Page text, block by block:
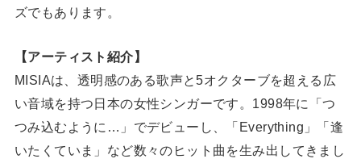
ズでもあります。
【アーティスト紹介】
MISIAは、透明感のある歌声と5オクターブを超える広
い音域を持つ日本の女性シンガーです。1998年に「つ
つみ込むように…」でデビューし、「Everything」「逢
いたくていま」など数々のヒット曲を生み出してきまし